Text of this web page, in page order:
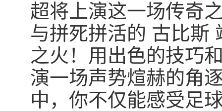
超将上演这一场传奇
与拼死拼活的 古比斯
之火！用出色的技巧
演一场声势煊赫的角
中，你不仅能感受足